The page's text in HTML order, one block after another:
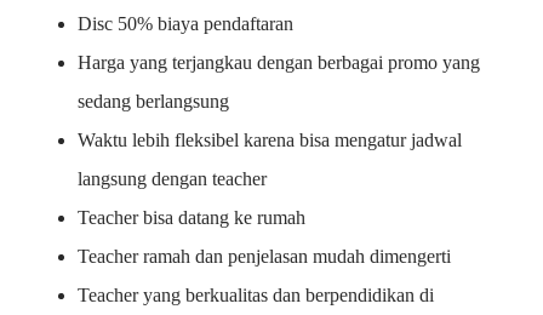
Disc 50% biaya pendaftaran
Harga yang terjangkau dengan berbagai promo yang
sedang berlangsung
Waktu lebih fleksibel karena bisa mengatur jadwal
langsung dengan teacher
Teacher bisa datang ke rumah
Teacher ramah dan penjelasan mudah dimengerti
Teacher yang berkualitas dan berpendidikan di